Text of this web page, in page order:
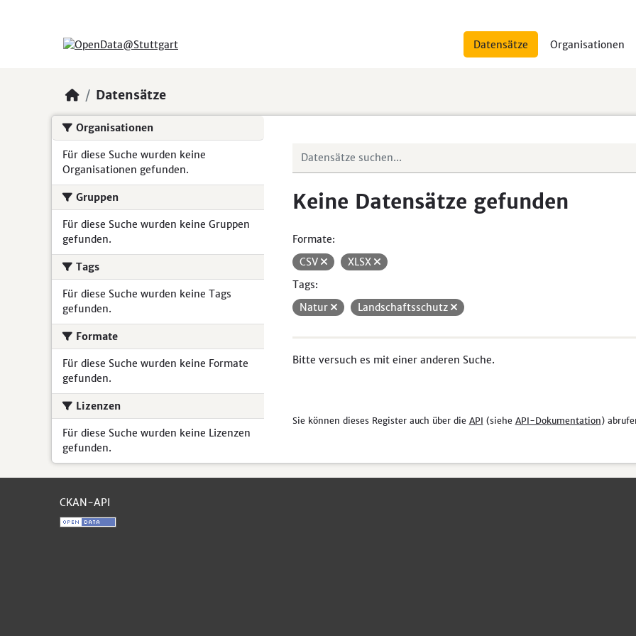
Datensätze Organisationen
Datensätze
Organisationen
Für diese Suche wurden keine
Organisationen gefunden.
Gruppen
Für diese Suche wurden keine Gruppen
gefunden.
Tags
Für diese Suche wurden keine Tags
gefunden.
Formate
Für diese Suche wurden keine Formate
gefunden.
Lizenzen
Für diese Suche wurden keine Lizenzen
gefunden.
Keine Datensätze gefunden
Formate:
CSV
XLSX
Tags:
Natur
Landschaftsschutz
Bitte versuch es mit einer anderen Suche.
Sie können dieses Register auch über die API (siehe API-Dokumentation)
CKAN-API